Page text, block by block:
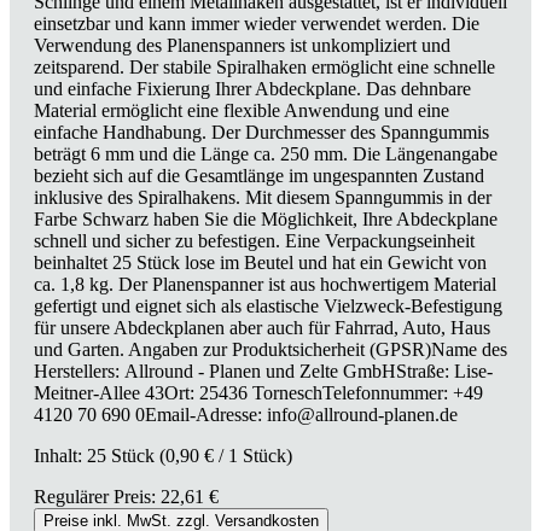
einsetzbar und kann immer wieder verwendet werden. Die
Verwendung des Planenspanners ist unkompliziert und
zeitsparend. Der stabile Spiralhaken ermöglicht eine schnelle
und einfache Fixierung Ihrer Abdeckplane. Das dehnbare
Material ermöglicht eine flexible Anwendung und eine
einfache Handhabung. Der Durchmesser des Spanngummis
beträgt 6 mm und die Länge ca. 250 mm. Die Längenangabe
bezieht sich auf die Gesamtlänge im ungespannten Zustand
inklusive des Spiralhakens. Mit diesem Spanngummis in der
Farbe Schwarz haben Sie die Möglichkeit, Ihre Abdeckplane
schnell und sicher zu befestigen. Eine Verpackungseinheit
beinhaltet 25 Stück lose im Beutel und hat ein Gewicht von
ca. 1,8 kg. Der Planenspanner ist aus hochwertigem Material
gefertigt und eignet sich als elastische Vielzweck-Befestigung
für unsere Abdeckplanen aber auch für Fahrrad, Auto, Haus
und Garten. Angaben zur Produktsicherheit (GPSR)Name des
Herstellers: Allround - Planen und Zelte GmbHStraße: Lise-
Meitner-Allee 43Ort: 25436 TorneschTelefonnummer: +49
4120 70 690 0Email-Adresse: info@allround-planen.de
Inhalt: 25 Stück (0,90 € / 1 Stück)
Regulärer Preis: 22,61 €
Preise inkl. MwSt. zzgl. Versandkosten